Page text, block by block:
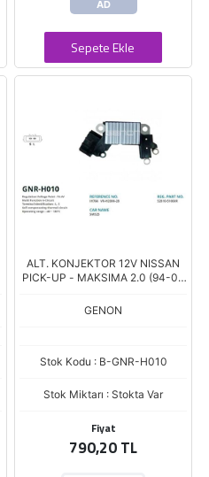
AD
Sepete Ekle
ALT. KONJEKTOR 12V NISSAN
PICK-UP - MAKSIMA 2.0 (94-00
GENON
Stok Kodu : B-GNR-H010
Stok Miktarı : Stokta Var
Fiyat
790,20 TL